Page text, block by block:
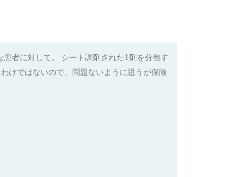
者に対して。 シート調剤された1剤を分包す
けではないので、問題ないように思うが保険